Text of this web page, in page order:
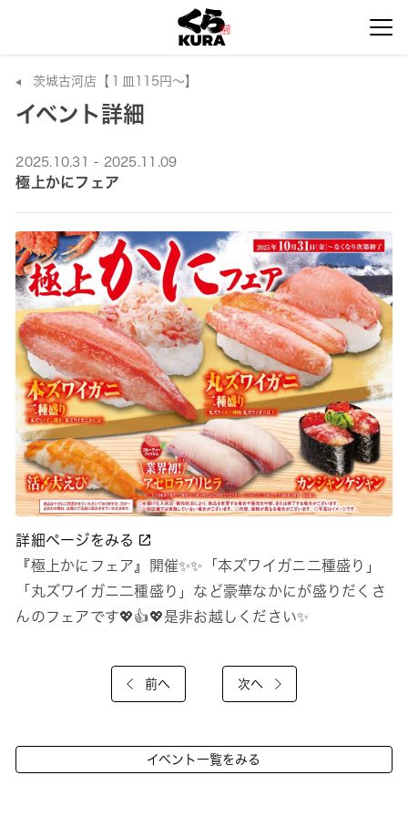
茨城古河店【１皿115円～】
イベント詳細
2025.10.31 - 2025.11.09
極上かにフェア
詳細ページをみる
『極上かにフェア』開催✨✨「本ズワイガニ二種盛り」
「丸ズワイガニ二種盛り」など豪華なかにが盛りだくさ
んのフェアです💖👍💖是非お越しください✨
前へ 次へ
イベント一覧をみる